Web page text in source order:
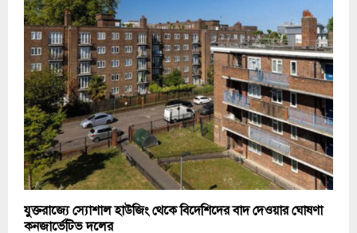
যুক্তরাজ্যে স্যোশাল হাউজিং থেকে বিদেশিদের বাদ দেওয়ার ঘোষণা
কনজার্ভেটিভ দলের